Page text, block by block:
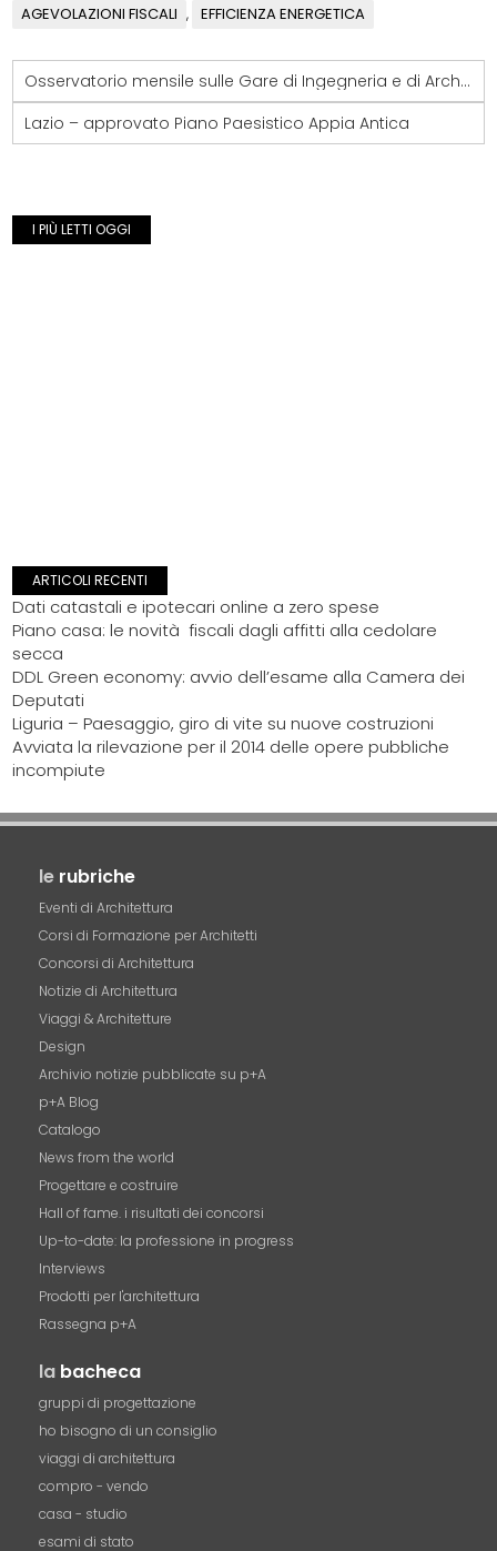
AGEVOLAZIONI FISCALI , EFFICIENZA ENERGETICA
Osservatorio mensile sulle Gare di Ingegneria e di Architettura – in calo la domanda pubblica di soli servizi
Lazio – approvato Piano Paesistico Appia Antica
I PIÙ LETTI OGGI
ARTICOLI RECENTI
Dati catastali e ipotecari online a zero spese
Piano casa: le novità fiscali dagli affitti alla cedolare
secca
DDL Green economy: avvio dell’esame alla Camera dei
Deputati
Liguria – Paesaggio, giro di vite su nuove costruzioni
Avviata la rilevazione per il 2014 delle opere pubbliche
incompiute
le rubriche
Eventi di Architettura
Corsi di Formazione per Architetti
Concorsi di Architettura
Notizie di Architettura
Viaggi & Architetture
Design
Archivio notizie pubblicate su p+A
p+A Blog
Catalogo
News from the world
Progettare e costruire
Hall of fame. i risultati dei concorsi
Up-to-date: la professione in progress
Interviews
Prodotti per l'architettura
Rassegna p+A
la bacheca
gruppi di progettazione
ho bisogno di un consiglio
viaggi di architettura
compro - vendo
casa - studio
esami di stato